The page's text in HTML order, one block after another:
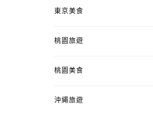
東京美食
桃園旅遊
桃園美食
沖繩旅遊